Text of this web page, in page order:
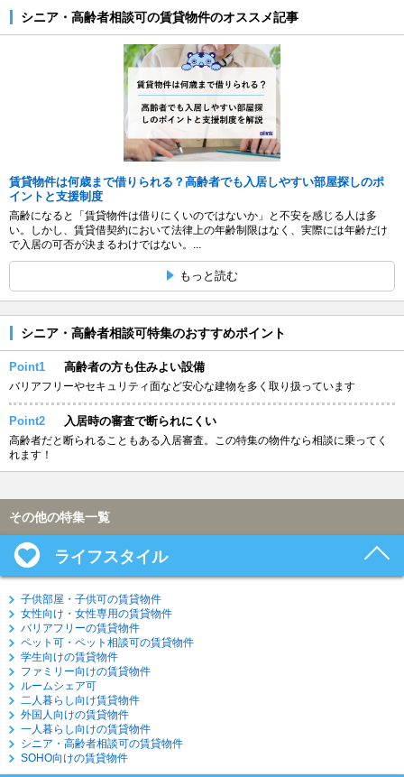
シニア・高齢者相談可の賃貸物件のオススメ記事
賃貸物件は何歳まで借りられる？高齢者でも入居しやすい部屋探しのポ
イントと支援制度
高齢になると「賃貸物件は借りにくいのではないか」と不安を感じる人は多
い。しかし、賃貸借契約において法律上の年齢制限はなく、実際には年齢だけ
で入居の可否が決まるわけではない。...
もっと読む
シニア・高齢者相談可特集のおすすめポイント
Point1 高齢者の方も住みよい設備
バリアフリーやセキュリティ面など安心な建物を多く取り扱っています
Point2 入居時の審査で断られにくい
高齢者だと断られることもある入居審査。この特集の物件なら相談に乗ってく
れます！
その他の特集一覧
ライフスタイル
子供部屋・子供可の賃貸物件
女性向け・女性専用の賃貸物件
バリアフリーの賃貸物件
ペット可・ペット相談可の賃貸物件
学生向けの賃貸物件
ファミリー向けの賃貸物件
ルームシェア可
二人暮らし向け賃貸物件
外国人向けの賃貸物件
一人暮らし向けの賃貸物件
シニア・高齢者相談可の賃貸物件
SOHO向けの賃貸物件